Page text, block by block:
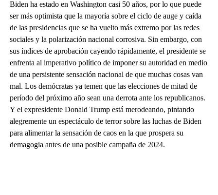
Biden ha estado en Washington casi 50 años, por lo que puede
ser más optimista que la mayoría sobre el ciclo de auge y caída
de las presidencias que se ha vuelto más extremo por las redes
sociales y la polarización nacional corrosiva. Sin embargo, con
sus índices de aprobación cayendo rápidamente, el presidente se
enfrenta al imperativo político de imponer su autoridad en medio
de una persistente sensación nacional de que muchas cosas van
mal. Los demócratas ya temen que las elecciones de mitad de
período del próximo año sean una derrota ante los republicanos.
Y el expresidente Donald Trump está merodeando, pintando
alegremente un espectáculo de terror sobre las luchas de Biden
para alimentar la sensación de caos en la que prospera su
demagogia antes de una posible campaña de 2024.